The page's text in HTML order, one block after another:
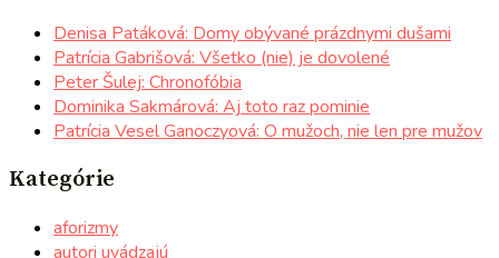
Denisa Patáková: Domy obývané prázdnymi dušami
Patrícia Gabrišová: Všetko (nie) je dovolené
Peter Šulej: Chronofóbia
Dominika Sakmárová: Aj toto raz pominie
Patrícia Vesel Ganoczyová: O mužoch, nie len pre mužov
Kategórie
aforizmy
autori uvádzajú